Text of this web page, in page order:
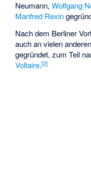
Neumann,Wolfgang
Manfred Rexin
Nach dem Berliner
auch an vielen
gegründet, zum Teil
Voltaire.[2]